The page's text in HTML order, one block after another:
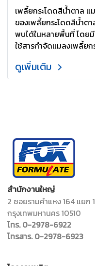
เพลี้ยกระโดดสีน้ำตาล
ของเพลี้ยกระโดดสีน้ำต
พบได้ในหลายพื้นที่ โดยมี
ใช้สารกำจัดแมลงเพลี้ย
ดูเพิ่มเติม
สำนักงานใหญ่
2 ซอยรามคำแหง 164 แย
กรุงเทพมหานคร 10510
โทร. 0-2978-6922
โทรสาร. 0-2978-6923